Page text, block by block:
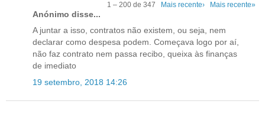
1 – 200 de 347 Mais recente› Mais recente»
Anónimo disse...
A juntar a isso, contratos não existem, ou seja, nem
declarar como despesa podem. Começava logo por aí,
não faz contrato nem passa recibo, queixa às finanças
de imediato
19 setembro, 2018 14:26